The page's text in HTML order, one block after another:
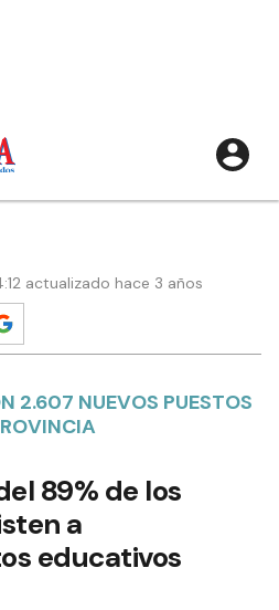
actualizado hace 3 años
2.607 NUEVOS PUESTOS
89% de los
a
educativos